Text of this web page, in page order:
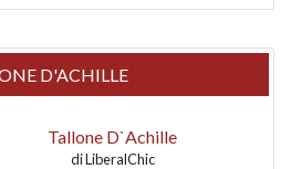
D'ACHILLE
Tallone D`Achille
diLiberalChic